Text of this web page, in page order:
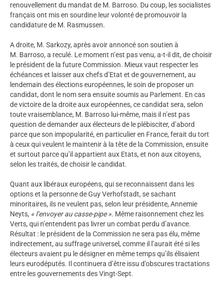
renouvellement du mandat de M. Barroso. Du coup, les socialistes
français ont mis en sourdine leur volonté de promouvoir la
candidature de M. Rasmussen.
A droite, M. Sarkozy, après avoir annoncé son soutien à
M. Barroso, a reculé. Le moment n’est pas venu, a-t-il dit, de choisir
le président de la future Commission. Mieux vaut respecter les
échéances et laisser aux chefs d’Etat et de gouvernement, au
lendemain des élections européennes, le soin de proposer un
candidat, dont le nom sera ensuite soumis au Parlement. En cas
de victoire de la droite aux européennes, ce candidat sera, selon
toute vraisemblance, M. Barroso lui-même, mais il n’est pas
question de demander aux électeurs de le plébisciter, d’abord
parce que son impopularité, en particulier en France, ferait du tort
à ceux qui veulent le maintenir à la tête de la Commission, ensuite
et surtout parce qu’il appartient aux Etats, et non aux citoyens,
selon les traités, de choisir le candidat.
Quant aux libéraux européens, qui se reconnaissent dans les
options et la personne de Guy Verhofstadt, se sachant
minoritaires, ils ne veulent pas, selon leur présidente, Annemie
Neyts, « l’envoyer au casse-pipe ». Même raisonnement chez les
Verts, qui n’entendent pas livrer un combat perdu d’avance.
Résultat : le président de la Commission ne sera pas élu, même
indirectement, au suffrage universel, comme il l’aurait été si les
électeurs avaient pu le désigner en même temps qu’ils élisaient
leurs eurodéputés. Il continuera d’être issu d’obscures tractations
entre les gouvernements des Vingt-Sept.